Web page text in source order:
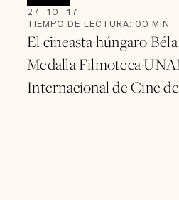
27 . 10 . 17
TIEMPO DE LECTURA: 00 MIN
El cineasta húngaro
Medalla Filmoteca
Internacional de Cine